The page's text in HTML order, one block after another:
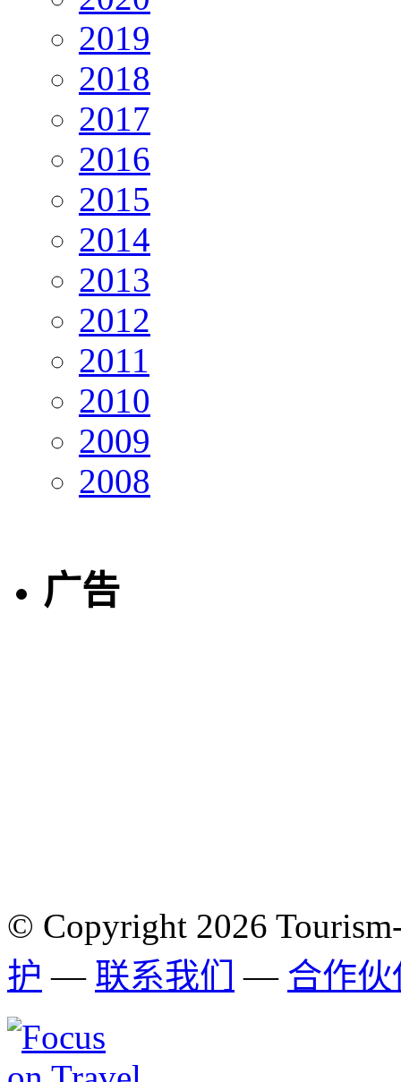
2019
2018
2017
2016
2015
2014
2013
2012
2011
2010
2009
2008
广告
© Copyright 2026
护 — 联系我们 — 合作伙